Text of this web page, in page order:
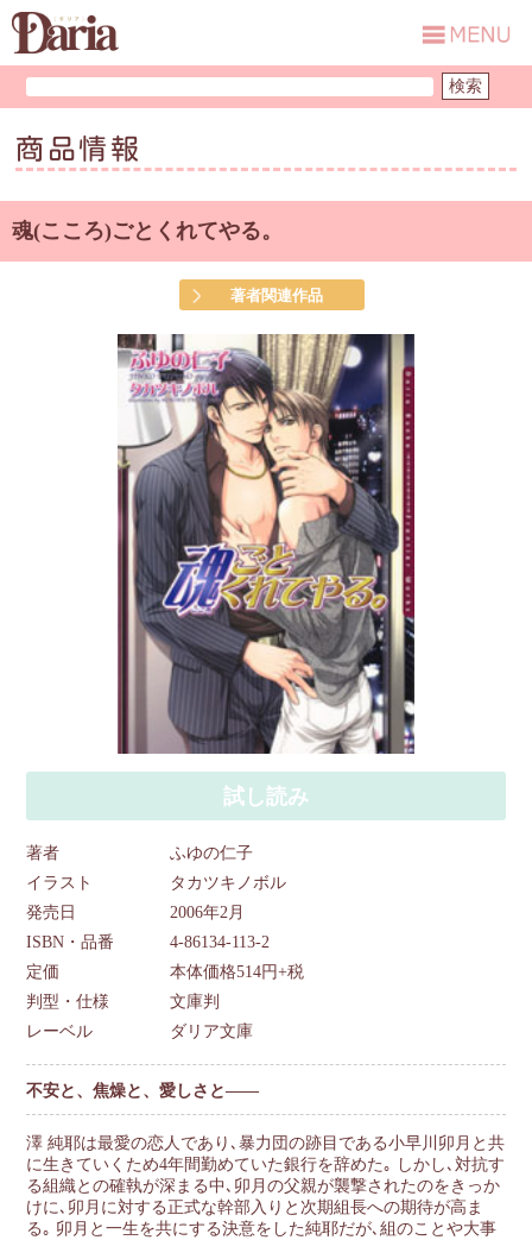
商品情報
魂(こころ)ごとくれてやる。
著者関連作品
試し読み
著者
ふゆの仁子
イラスト
タカツキノボル
発売日
2006年2月
ISBN・品番
4-86134-113-2
定価
本体価格514円+税
判型・仕様
文庫判
レーベル
ダリア文庫
不安と、焦燥と、愛しさと――
澤 純耶は最愛の恋人であり､暴力団の跡目である小早川卯月と共
に生きていくため4年間勤めていた銀行を辞めた｡ しかし､対抗す
る組織との確執が深まる中､卯月の父親が襲撃されたのをきっか
けに､卯月に対する正式な幹部入りと次期組長への期待が高ま
る｡ 卯月と一生を共にする決意をした純耶だが､組のことや大事